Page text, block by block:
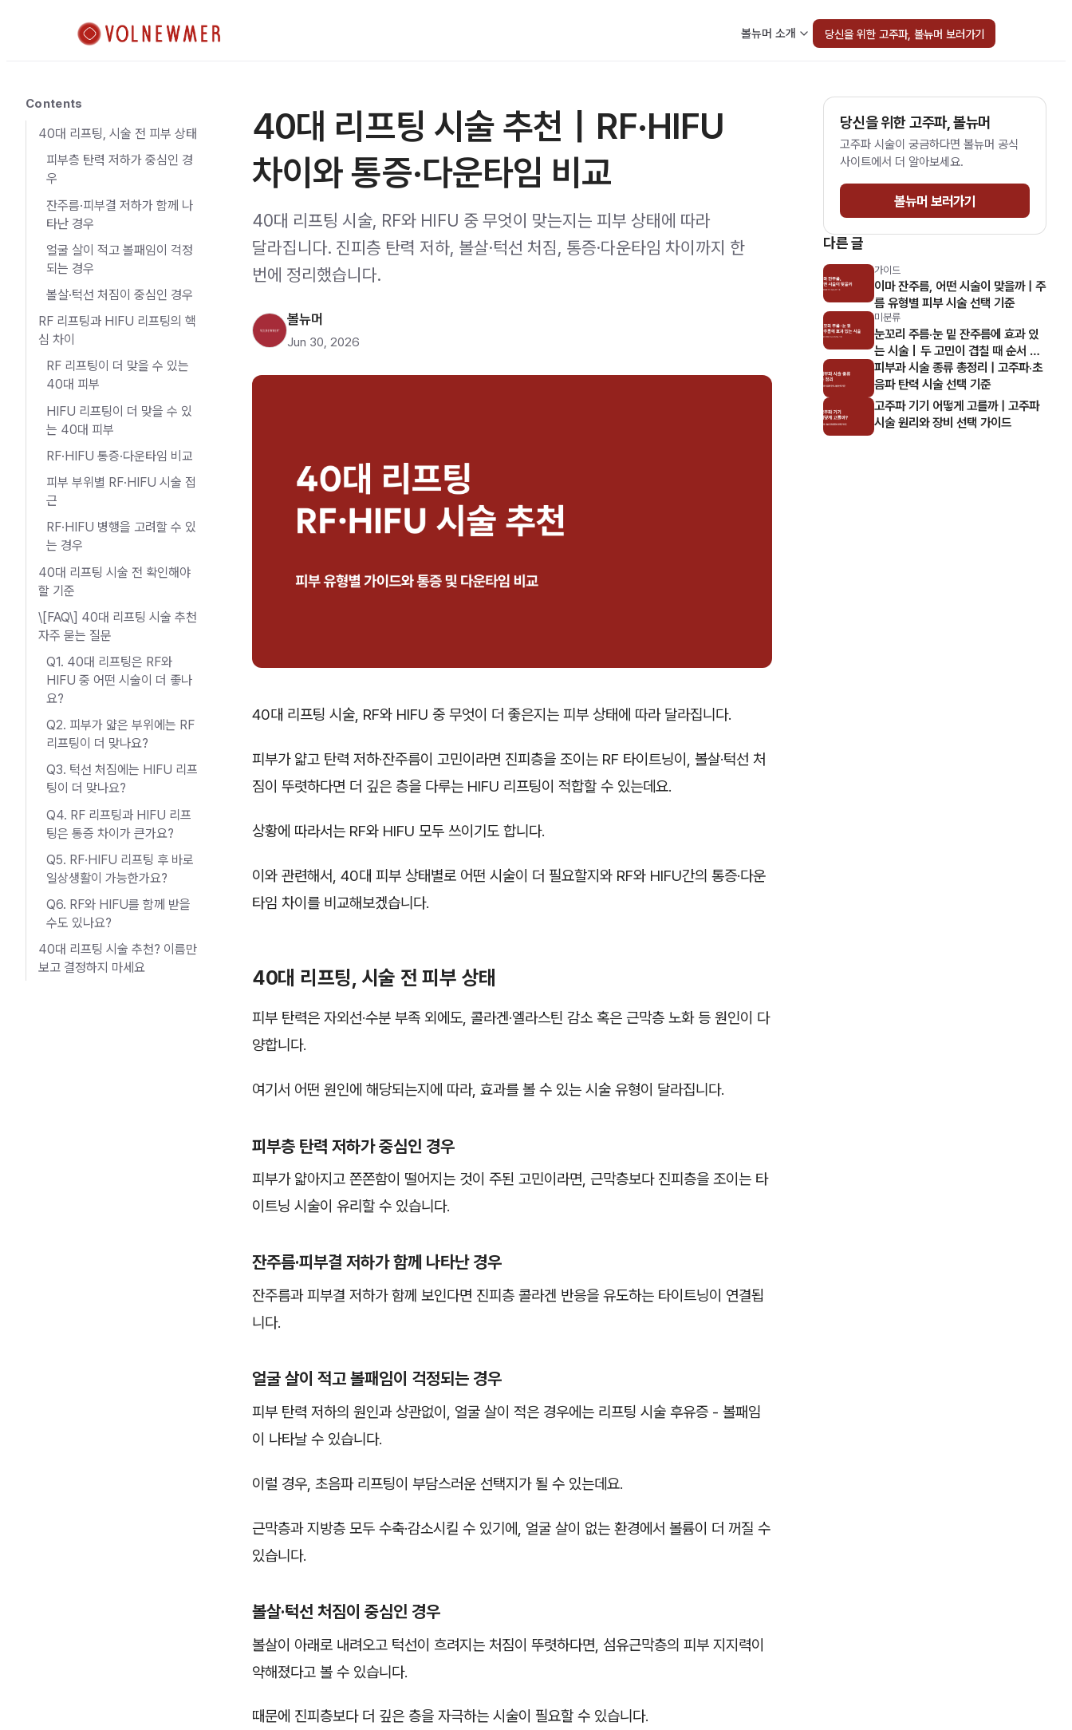
볼뉴머 소개 당신을 위한 고주파, 볼뉴머 보러가기
Contents
40대 리프팅, 시술 전 피부 상태
피부층 탄력 저하가 중심인 경
우
잔주름·피부결 저하가 함께 나
타난 경우
얼굴 살이 적고 볼패임이 걱정
되는 경우
볼살·턱선 처짐이 중심인 경우
RF 리프팅과 HIFU 리프팅의 핵
심 차이
RF 리프팅이 더 맞을 수 있는
40대 피부
HIFU 리프팅이 더 맞을 수 있
는 40대 피부
RF·HIFU 통증·다운타임 비교
피부 부위별 RF·HIFU 시술 접
근
RF·HIFU 병행을 고려할 수 있
는 경우
40대 리프팅 시술 전 확인해야
할 기준
\[FAQ\] 40대 리프팅 시술 추천
자주 묻는 질문
Q1. 40대 리프팅은 RF와
HIFU 중 어떤 시술이 더 좋나
요?
Q2. 피부가 얇은 부위에는 RF
리프팅이 더 맞나요?
Q3. 턱선 처짐에는 HIFU 리프
팅이 더 맞나요?
Q4. RF 리프팅과 HIFU 리프
팅은 통증 차이가 큰가요?
Q5. RF·HIFU 리프팅 후 바로
일상생활이 가능한가요?
Q6. RF와 HIFU를 함께 받을
수도 있나요?
40대 리프팅 시술 추천? 이름만
보고 결정하지 마세요
40대 리프팅 시술 추천｜RF·HIFU
차이와 통증·다운타임 비교
40대 리프팅 시술, RF와 HIFU 중 무엇이 맞는지는 피부 상태에 따라
달라집니다. 진피층 탄력 저하, 볼살·턱선 처짐, 통증·다운타임 차이까지 한
번에 정리했습니다.
볼뉴머
Jun 30, 2026
40대 리프팅 시술, RF와 HIFU 중 무엇이 더 좋은지는 피부 상태에 따라 달라집니다.
피부가 얇고 탄력 저하·잔주름이 고민이라면 진피층을 조이는 RF 타이트닝이, 볼살·턱선 처
짐이 뚜렷하다면 더 깊은 층을 다루는 HIFU 리프팅이 적합할 수 있는데요.
상황에 따라서는 RF와 HIFU 모두 쓰이기도 합니다.
이와 관련해서, 40대 피부 상태별로 어떤 시술이 더 필요할지와 RF와 HIFU간의 통증·다운
타임 차이를 비교해보겠습니다.
40대 리프팅, 시술 전 피부 상태
피부 탄력은 자외선·수분 부족 외에도, 콜라겐·엘라스틴 감소 혹은 근막층 노화 등 원인이 다
양합니다.
여기서 어떤 원인에 해당되는지에 따라, 효과를 볼 수 있는 시술 유형이 달라집니다.
피부층 탄력 저하가 중심인 경우
피부가 얇아지고 쫀쫀함이 떨어지는 것이 주된 고민이라면, 근막층보다 진피층을 조이는 타
이트닝 시술이 유리할 수 있습니다.
잔주름·피부결 저하가 함께 나타난 경우
잔주름과 피부결 저하가 함께 보인다면 진피층 콜라겐 반응을 유도하는 타이트닝이 연결됩
니다.
얼굴 살이 적고 볼패임이 걱정되는 경우
피부 탄력 저하의 원인과 상관없이, 얼굴 살이 적은 경우에는 리프팅 시술 후유증 - 볼패임
이 나타날 수 있습니다.
이럴 경우, 초음파 리프팅이 부담스러운 선택지가 될 수 있는데요.
근막층과 지방층 모두 수축·감소시킬 수 있기에, 얼굴 살이 없는 환경에서 볼륨이 더 꺼질 수
있습니다.
볼살·턱선 처짐이 중심인 경우
볼살이 아래로 내려오고 턱선이 흐려지는 처짐이 뚜렷하다면, 섬유근막층의 피부 지지력이
약해졌다고 볼 수 있습니다.
때문에 진피층보다 더 깊은 층을 자극하는 시술이 필요할 수 있습니다.
당신을 위한 고주파, 볼뉴머
고주파 시술이 궁금하다면 볼뉴머 공식
사이트에서 더 알아보세요.
볼뉴머 보러가기
다른 글
가이드
이마 잔주름, 어떤 시술이 맞을까 | 주
름 유형별 피부 시술 선택 기준
미분류
눈꼬리 주름·눈 밑 잔주름에 효과 있
는 시술｜두 고민이 겹칠 때 순서 정
하는 기준
피부과 시술 종류 총정리 | 고주파·초
음파 탄력 시술 선택 기준
고주파 기기 어떻게 고를까 | 고주파
시술 원리와 장비 선택 가이드